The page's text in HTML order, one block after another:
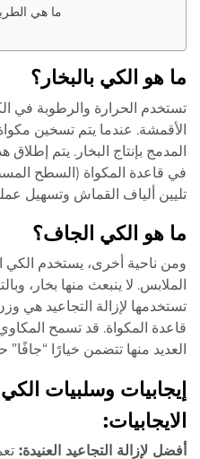
ما هي
ما هو الكي بالبخار؟
تستخدم الحرارة والرطوبة في
الأقمشة. عندما يتم تسخين
المدمج بإنتاج البخار. يتم
في قاعدة المكواة (السطح
تليين ألياف القماش وتسهيل
ما هو الكي الجاف؟
ومن ناحية أخرى، يستخدم
الملابس. لا ينبعث منها بخار،
تستخدمها لإزالة التجاعيد هي
قاعدة المكواة. قد تسمح
العديد منها تتضمن خيارًا
إيجابيات وسلبيات الكي
الايجابيات:
أفضل لإزالة التجاعيد العنيدة: